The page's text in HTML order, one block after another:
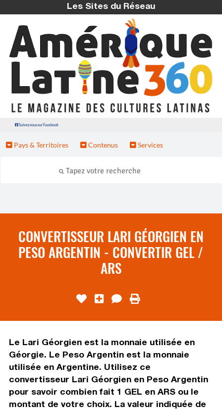
Les Sites du Réseau
Suivez nous sur Facebook
Pays & Territoires Contenus Services
CONVERTISSEUR LARI GÉORGIEN EN
PESO ARGENTIN - CONVERTIR GEL /
ARS
Le Lari Géorgien est la monnaie utilisée en
Géorgie. Le Peso Argentin est la monnaie
utilisée en Argentine. Utilisez ce
convertisseur Lari Géorgien en Peso Argentin
pour savoir combien fait 1 GEL en ARS ou le
montant de votre choix. La valeur indiquée de